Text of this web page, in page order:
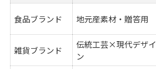
食品ブランド 地元産素材・贈答用
雑貨ブランド
伝統工芸×現代デザイ
ン